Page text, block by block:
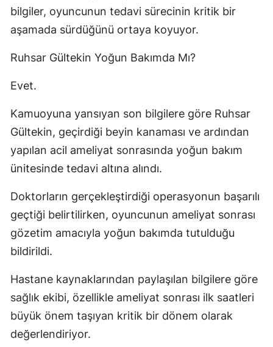
bilgiler, oyuncunun tedavi sürecinin kritik bir
aşamada sürdüğünü ortaya koyuyor.
Ruhsar Gültekin Yoğun Bakımda Mı?
Evet.
Kamuoyuna yansıyan son bilgilere göre Ruhsar
Gültekin, geçirdiği beyin kanaması ve ardından
yapılan acil ameliyat sonrasında yoğun bakım
ünitesinde tedavi altına alındı.
Doktorların gerçekleştirdiği operasyonun başarılı
geçtiği belirtilirken, oyuncunun ameliyat sonrası
gözetim amacıyla yoğun bakımda tutulduğu
bildirildi.
Hastane kaynaklarından paylaşılan bilgilere göre
sağlık ekibi, özellikle ameliyat sonrası ilk saatleri
büyük önem taşıyan kritik bir dönem olarak
değerlendiriyor.